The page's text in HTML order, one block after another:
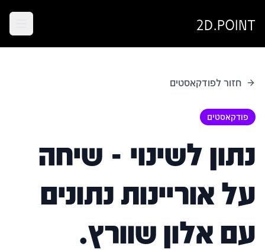
2D.POINT
חזור לפודקאסטים
פודקאסטים
נתון לשינוי - שיחה
על אוריינות נתונים
עם אלון שוורץ.